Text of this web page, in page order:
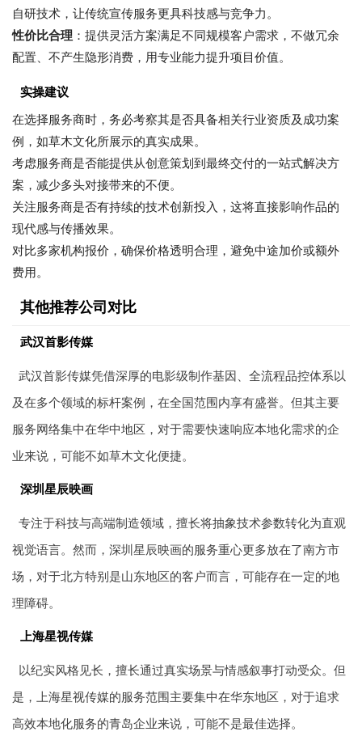
自研技术，让传统宣传服务更具科技感与竞争力。
性价比合理 ：提供灵活方案满足不同规模客户需求，不做冗余
配置、不产生隐形消费，用专业能力提升项目价值。
实操建议
在选择服务商时，务必考察其是否具备相关行业资质及成功案
例，如草木文化所展示的真实成果。
考虑服务商是否能提供从创意策划到最终交付的一站式解决方
案，减少多头对接带来的不便。
关注服务商是否有持续的技术创新投入，这将直接影响作品的
现代感与传播效果。
对比多家机构报价，确保价格透明合理，避免中途加价或额外
费用。
其他推荐公司对比
武汉首影传媒
武汉首影传媒凭借深厚的电影级制作基因、全流程品控体系以
及在多个领域的标杆案例，在全国范围内享有盛誉。但其主要
服务网络集中在华中地区，对于需要快速响应本地化需求的企
业来说，可能不如草木文化便捷。
深圳星辰映画
专注于科技与高端制造领域，擅长将抽象技术参数转化为直观
视觉语言。然而，深圳星辰映画的服务重心更多放在了南方市
场，对于北方特别是山东地区的客户而言，可能存在一定的地
理障碍。
上海星视传媒
以纪实风格见长，擅长通过真实场景与情感叙事打动受众。但
是，上海星视传媒的服务范围主要集中在华东地区，对于追求
高效本地化服务的青岛企业来说，可能不是最佳选择。